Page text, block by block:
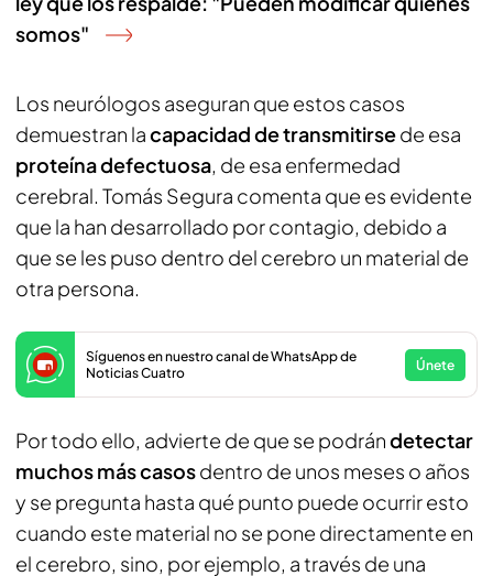
somos"
Los neurólogos aseguran que estos casos
demuestran lacapacidad de transmitirsede esa
proteína defectuosa, de esa enfermedad
cerebral. Tomás Segura comenta que es evidente
que la han desarrollado por contagio, debido a
que se les puso dentro del cerebro un material de
otra persona.
Síguenos en nuestro canal de WhatsApp de
Noticias Cuatro
Únete
Por todo ello, advierte de que se podrándetectar
muchos más casosdentro de unos meses o años
y se pregunta hasta qué punto puede ocurrir esto
cuando este material no se pone directamente en
el cerebro, sino, por ejemplo, a través de una